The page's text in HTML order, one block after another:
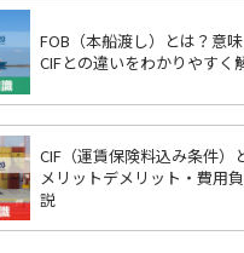
FOB（本船渡し）とは？意
CIFとの違いをわかりやすく
CIF（運賃保険料込み条件）
メリットデメリット・費用
説